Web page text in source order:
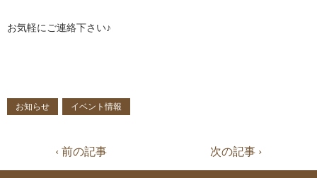
お気軽にご連絡下さい♪
お知らせ イベント情報
‹ 前の記事 次の記事 ›